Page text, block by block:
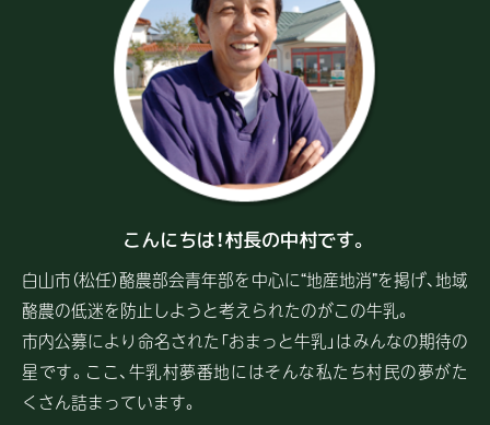
こんにちは！村長の中村です。
白山市（松任）酪農部会青年部を中心に“地産地消”を掲げ、地域
酪農の低迷を防止しようと考えられたのがこの牛乳。
市内公募により命名された「おまっと牛乳」はみんなの期待の
星です。ここ、牛乳村夢番地にはそんな私たち村民の夢がた
くさん詰まっています。